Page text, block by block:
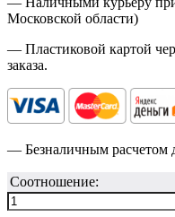
Московской области)
— Пластиковой картой
заказа.
— Безналичным расчетом
Соотношение: